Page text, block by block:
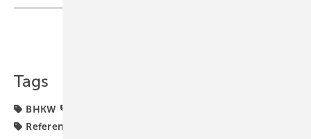
Tags
BHKW
Referenzprojekt